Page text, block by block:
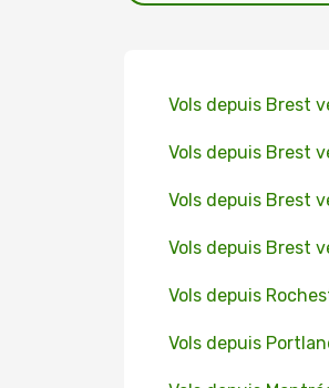
Vols depuis Brest
Vols depuis Brest
Vols depuis Brest
Vols depuis Brest
Vols depuis
Vols depuis